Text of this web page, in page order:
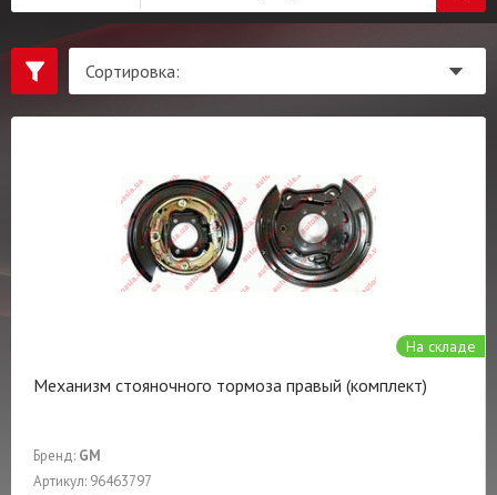
На складе
Механизм стояночного тормоза правый (комплект)
Бренд: GM
Артикул: 96463797